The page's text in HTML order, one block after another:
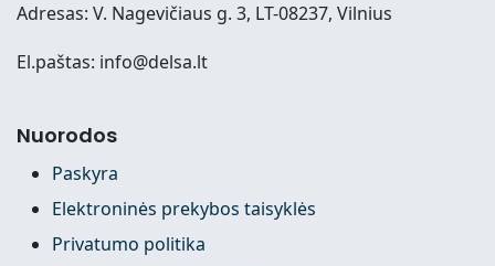
Adresas: V. Nagevičiaus g. 3, LT-08237, Vilnius
El.paštas: info@delsa.lt
Nuorodos
Paskyra
Elektroninės prekybos taisyklės
Privatumo politika